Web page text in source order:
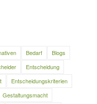
Bedarf
Blogs
Entscheidung
Entscheidungskriterien
Gestaltungsmacht